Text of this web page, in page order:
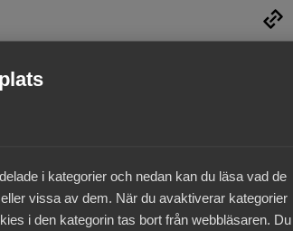
i kategorier och nedan kan du läsa vad de
vissa av dem. När du avaktiverar kategorier
i den kategorin tas bort från webbläsaren. Du
från Handelshögskolan i
inom samhällsutveckling. Han driver
affärsområdeschef för WSP
medlem av Svenska Stadskärnors